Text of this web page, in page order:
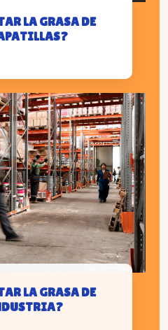
LA GRASA DE
LA GRASA DE